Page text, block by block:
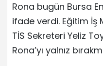
Rona bugün Bursa
ifade verdi. Eğitim İş
TİS Sekreteri Yeliz
Rona’yı yalnız